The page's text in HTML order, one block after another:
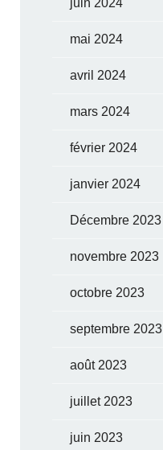
mai 2024
avril 2024
mars 2024
février 2024
janvier 2024
Décembre 2023
novembre 2023
octobre 2023
septembre 2023
août 2023
juillet 2023
juin 2023